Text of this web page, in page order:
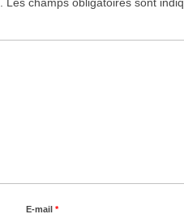
E-mail*